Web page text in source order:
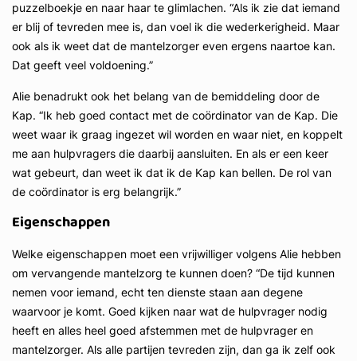
puzzelboekje en naar haar te glimlachen. “Als ik zie dat iemand
er blij of tevreden mee is, dan voel ik die wederkerigheid. Maar
ook als ik weet dat de mantelzorger even ergens naartoe kan.
Dat geeft veel voldoening.”
Alie benadrukt ook het belang van de bemiddeling door de
Kap. “Ik heb goed contact met de coördinator van de Kap. Die
weet waar ik graag ingezet wil worden en waar niet, en koppelt
me aan hulpvragers die daarbij aansluiten. En als er een keer
wat gebeurt, dan weet ik dat ik de Kap kan bellen. De rol van
de coördinator is erg belangrijk.”
Eigenschappen
Welke eigenschappen moet een vrijwilliger volgens Alie hebben
om vervangende mantelzorg te kunnen doen? “De tijd kunnen
nemen voor iemand, echt ten dienste staan aan degene
waarvoor je komt. Goed kijken naar wat de hulpvrager nodig
heeft en alles heel goed afstemmen met de hulpvrager en
mantelzorger. Als alle partijen tevreden zijn, dan ga ik zelf ook